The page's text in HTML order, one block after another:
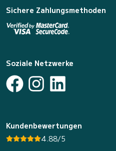
Sichere Zahlungsmethoden
Soziale Netzwerke
Kundenbewertungen
4.88/5